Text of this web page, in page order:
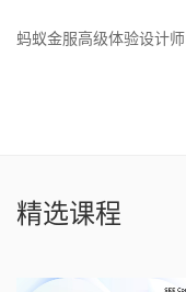
蚂蚁金服高级体验设计师
精选课程